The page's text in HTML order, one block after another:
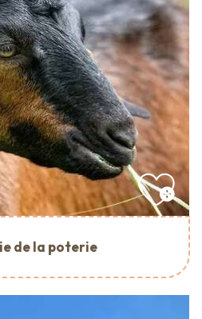
de la poterie